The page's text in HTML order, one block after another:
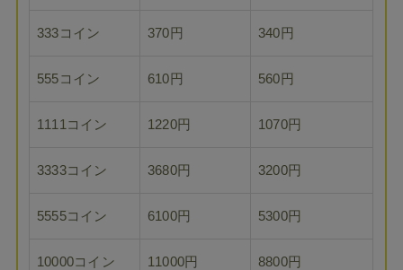
333コイン 370円 340円
555コイン 610円 560円
1111コイン 1220円 1070円
3333コイン 3680円 3200円
5555コイン 6100円 5300円
10000コイン 11000円 8800円